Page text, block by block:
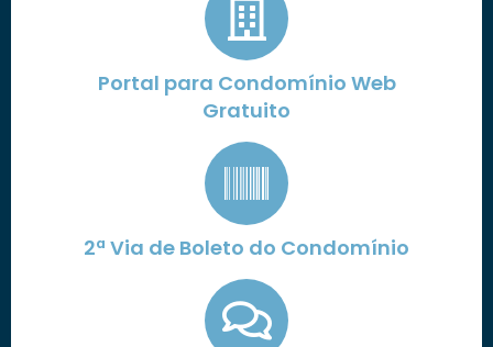
Portal para Condomínio Web
Gratuito
2ª Via de Boleto do Condomínio